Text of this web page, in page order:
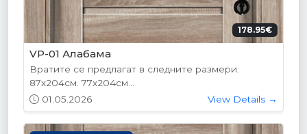
178.95€
VP-01 Алабама
Вратите се предлагат в следните размери:
87х204см. 77х204см...
01.05.2026
View Details →